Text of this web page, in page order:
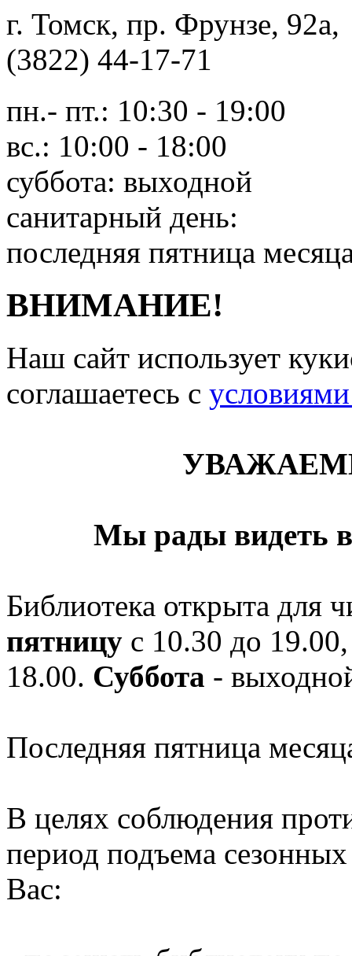
г. Томск, пр. Фрунзе,
(3822) 44-17-71
пн.- пт.: 10:30 - 19:00
вс.: 10:00 - 18:00
суббота: выходной
санитарный день:
последняя пятница
ВНИМАНИЕ!
Наш сайт использует
соглашаетесь c
Мы рады видеть
Библиотека открыта для
пятницу с 10.30 до
18.00. Суббота -
Последняя пятница
В целях соблюдения
период подъема
Вас: